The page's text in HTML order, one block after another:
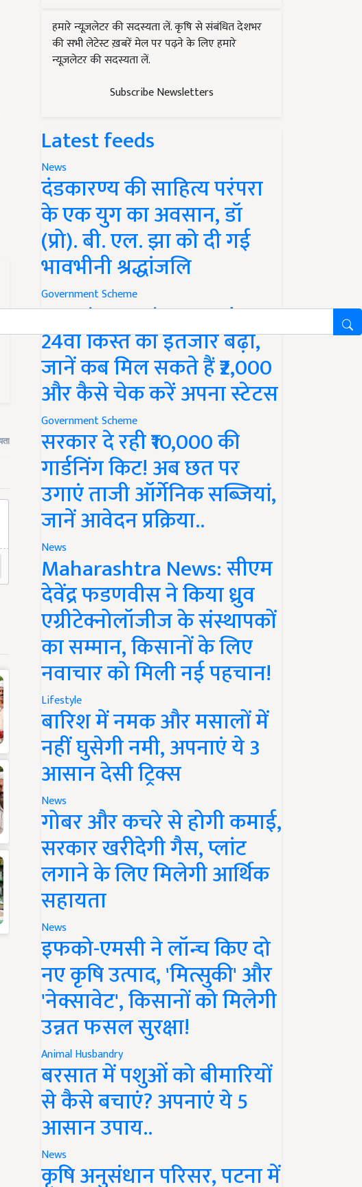
हमारे न्यूज़लेटर की सदस्यता लें. कृषि से संबंधित देशभर
की सभी लेटेस्ट ख़बरें मेल पर पढ़ने के लिए हमारे
न्यूज़लेटर की सदस्यता लें.
Subscribe Newsletters
Latest feeds
News
दंडकारण्य की साहित्य परंपरा
के एक युग का अवसान, डॉ
(प्रो). बी. एल. झा को दी गई
भावभीनी श्रद्धांजलि
Government Scheme
PM Kisan Yojana Update:
24वीं किस्त का इंतजार बढ़ा,
जानें कब मिल सकते हैं ₹2,000
और कैसे चेक करें अपना स्टेटस
Government Scheme
सरकार दे रही ₹10,000 की
गार्डनिंग किट! अब छत पर
उगाएं ताजी ऑर्गेनिक सब्जियां,
जानें आवेदन प्रक्रिया..
News
Maharashtra News: सीएम
देवेंद्र फडणवीस ने किया ध्रुव
एग्रीटेक्नोलॉजीज के संस्थापकों
का सम्मान, किसानों के लिए
नवाचार को मिली नई पहचान!
Lifestyle
बारिश में नमक और मसालों में
नहीं घुसेगी नमी, अपनाएं ये 3
आसान देसी ट्रिक्स
News
गोबर और कचरे से होगी कमाई,
सरकार खरीदेगी गैस, प्लांट
लगाने के लिए मिलेगी आर्थिक
सहायता
News
इफको-एमसी ने लॉन्च किए दो
नए कृषि उत्पाद, 'मित्सुकी' और
'नेक्सावेट', किसानों को मिलेगी
उन्नत फसल सुरक्षा!
Animal Husbandry
बरसात में पशुओं को बीमारियों
से कैसे बचाएं? अपनाएं ये 5
आसान उपाय..
News
कृषि अनुसंधान परिसर, पटना में